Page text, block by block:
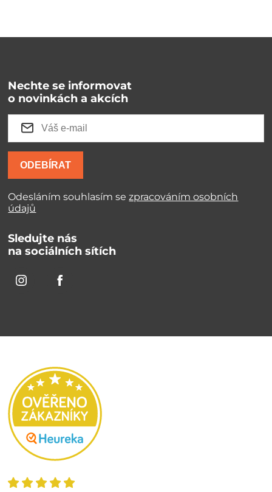
Nechte se informovat
o novinkách a akcích
ODEBÍRAT
Odesláním souhlasím sezpracováním osobních
údajů
Sledujte nás
na sociálních sítích